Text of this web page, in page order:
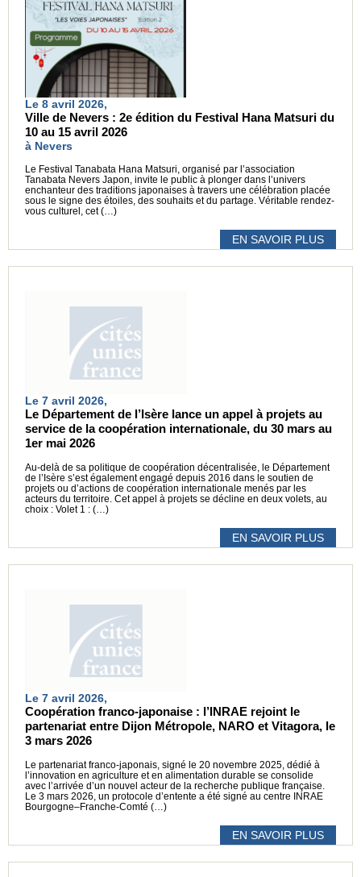
Le 8 avril 2026,
Ville de Nevers : 2e édition du Festival Hana Matsuri du
10 au 15 avril 2026
à Nevers
Le Festival Tanabata Hana Matsuri, organisé par l’association
Tanabata Nevers Japon, invite le public à plonger dans l’univers
enchanteur des traditions japonaises à travers une célébration placée
sous le signe des étoiles, des souhaits et du partage. Véritable rendez-
vous culturel, cet (…)
EN SAVOIR PLUS
Le 7 avril 2026,
Le Département de l’Isère lance un appel à projets au
service de la coopération internationale, du 30 mars au
1er mai 2026
Au-delà de sa politique de coopération décentralisée, le Département
de l’Isère s’est également engagé depuis 2016 dans le soutien de
projets ou d’actions de coopération internationale menés par les
acteurs du territoire. Cet appel à projets se décline en deux volets, au
choix : Volet 1 : (…)
EN SAVOIR PLUS
Le 7 avril 2026,
Coopération franco-japonaise : l’INRAE rejoint le
partenariat entre Dijon Métropole, NARO et Vitagora, le
3 mars 2026
Le partenariat franco-japonais, signé le 20 novembre 2025, dédié à
l’innovation en agriculture et en alimentation durable se consolide
avec l’arrivée d’un nouvel acteur de la recherche publique française.
Le 3 mars 2026, un protocole d’entente a été signé au centre INRAE
Bourgogne–Franche-Comté (…)
EN SAVOIR PLUS